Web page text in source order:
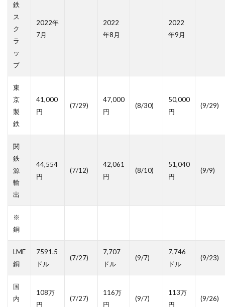
鉄
ス
ク
ラ
ッ
プ
2022年
7月
2022
年8月
2022
年9月
東
京
製
鉄
41,000
円
(7/29)
47,000
円
(8/30)
50,000
円
(9/29)
関
鉄
源
輸
出
44,554
円
(7/12)
42,061
円
(8/10)
51,040
円
(9/9)
※
銅
LME
銅
7591.5
ドル
(7/27)
7,707
ドル
(9/7)
7,746
ドル
(9/23)
国
内
108万
円
(7/27)
116万
円
(9/7)
113万
円
(9/26)